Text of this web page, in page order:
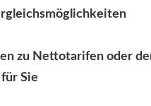
zu Nettotarifen oder
Sie